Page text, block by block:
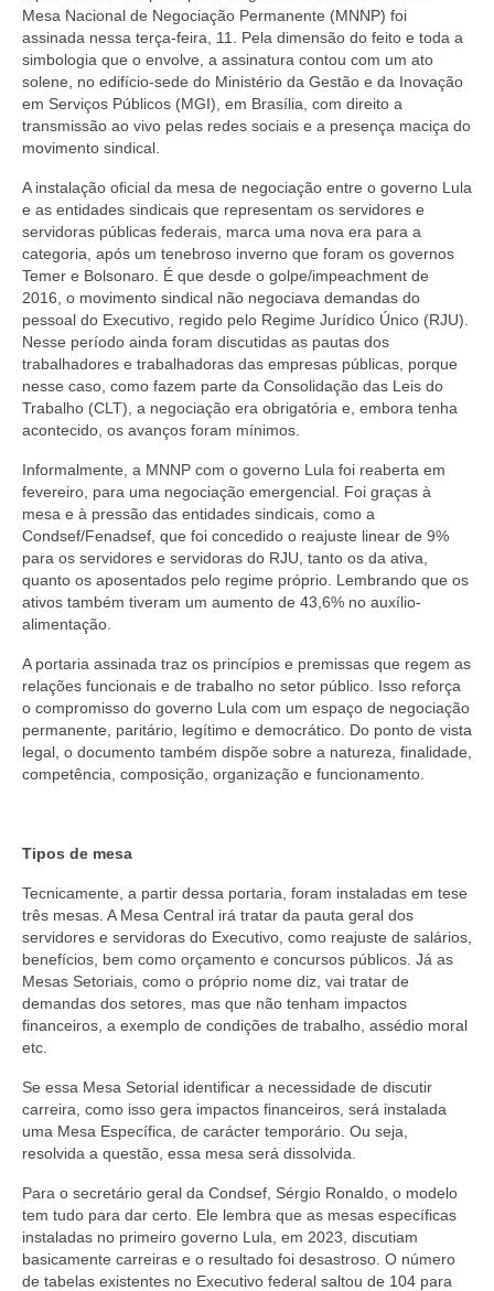
Mesa Nacional de Negociação Permanente (MNNP) foi
assinada nessa terça-feira, 11. Pela dimensão do feito e toda a
simbologia que o envolve, a assinatura contou com um ato
solene, no edifício-sede do Ministério da Gestão e da Inovação
em Serviços Públicos (MGI), em Brasília, com direito a
transmissão ao vivo pelas redes sociais e a presença maciça do
movimento sindical.
A instalação oficial da mesa de negociação entre o governo Lula
e as entidades sindicais que representam os servidores e
servidoras públicas federais, marca uma nova era para a
categoria, após um tenebroso inverno que foram os governos
Temer e Bolsonaro. É que desde o golpe/impeachment de
2016, o movimento sindical não negociava demandas do
pessoal do Executivo, regido pelo Regime Jurídico Único (RJU).
Nesse período ainda foram discutidas as pautas dos
trabalhadores e trabalhadoras das empresas públicas, porque
nesse caso, como fazem parte da Consolidação das Leis do
Trabalho (CLT), a negociação era obrigatória e, embora tenha
acontecido, os avanços foram mínimos.
Informalmente, a MNNP com o governo Lula foi reaberta em
fevereiro, para uma negociação emergencial. Foi graças à
mesa e à pressão das entidades sindicais, como a
Condsef/Fenadsef, que foi concedido o reajuste linear de 9%
para os servidores e servidoras do RJU, tanto os da ativa,
quanto os aposentados pelo regime próprio. Lembrando que os
ativos também tiveram um aumento de 43,6% no auxílio-
alimentação.
A portaria assinada traz os princípios e premissas que regem as
relações funcionais e de trabalho no setor público. Isso reforça
o compromisso do governo Lula com um espaço de negociação
permanente, paritário, legítimo e democrático. Do ponto de vista
legal, o documento também dispõe sobre a natureza, finalidade,
competência, composição, organização e funcionamento.
Tipos de mesa
Tecnicamente, a partir dessa portaria, foram instaladas em tese
três mesas. A Mesa Central irá tratar da pauta geral dos
servidores e servidoras do Executivo, como reajuste de salários,
benefícios, bem como orçamento e concursos públicos. Já as
Mesas Setoriais, como o próprio nome diz, vai tratar de
demandas dos setores, mas que não tenham impactos
financeiros, a exemplo de condições de trabalho, assédio moral
etc.
Se essa Mesa Setorial identificar a necessidade de discutir
carreira, como isso gera impactos financeiros, será instalada
uma Mesa Específica, de carácter temporário. Ou seja,
resolvida a questão, essa mesa será dissolvida.
Para o secretário geral da Condsef, Sérgio Ronaldo, o modelo
tem tudo para dar certo. Ele lembra que as mesas específicas
instaladas no primeiro governo Lula, em 2023, discutiam
basicamente carreiras e o resultado foi desastroso. O número
de tabelas existentes no Executivo federal saltou de 104 para